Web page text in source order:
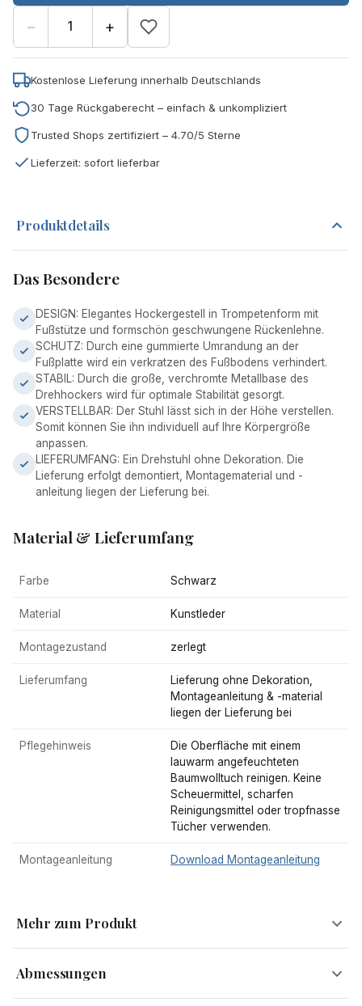
− +
Kostenlose Lieferung innerhalb Deutschlands
30 Tage Rückgaberecht – einfach & unkompliziert
Trusted Shops zertifiziert – 4.70/5 Sterne
Lieferzeit: sofort lieferbar
Produktdetails
Das Besondere
DESIGN: Elegantes Hockergestell in Trompetenform mit
Fußstütze und formschön geschwungene Rückenlehne.
SCHUTZ: Durch eine gummierte Umrandung an der
Fußplatte wird ein verkratzen des Fußbodens verhindert.
STABIL: Durch die große, verchromte Metallbase des
Drehhockers wird für optimale Stabilität gesorgt.
VERSTELLBAR: Der Stuhl lässt sich in der Höhe verstellen.
Somit können Sie ihn individuell auf Ihre Körpergröße
anpassen.
LIEFERUMFANG: Ein Drehstuhl ohne Dekoration. Die
Lieferung erfolgt demontiert, Montagematerial und -
anleitung liegen der Lieferung bei.
Material & Lieferumfang
Farbe Schwarz
Material Kunstleder
Montagezustand zerlegt
Lieferumfang
Lieferung ohne Dekoration,
Montageanleitung & -material
liegen der Lieferung bei
Pflegehinweis
Die Oberfläche mit einem
lauwarm angefeuchteten
Baumwolltuch reinigen. Keine
Scheuermittel, scharfen
Reinigungsmittel oder tropfnasse
Tücher verwenden.
Montageanleitung Download Montageanleitung
Mehr zum Produkt
Im Trend in Schwarz, Weiß und Grau
Abmessungen